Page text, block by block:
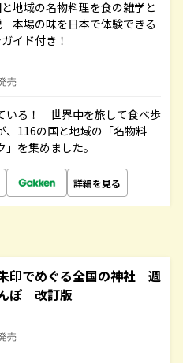
地域の名物料理を食の雑学と
本場の味を日本で体験できる
イド付き！
売
いる！ 世界中を旅して食べ歩
、116の国と地域の「名物料
を集めました。
詳細を見る
印でめぐる全国の神社 週
ぽ 改訂版
売